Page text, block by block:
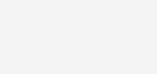
de nouveaux produits,
Exigence de pouvoir
Mais une Révolution
post-Covid, à ses